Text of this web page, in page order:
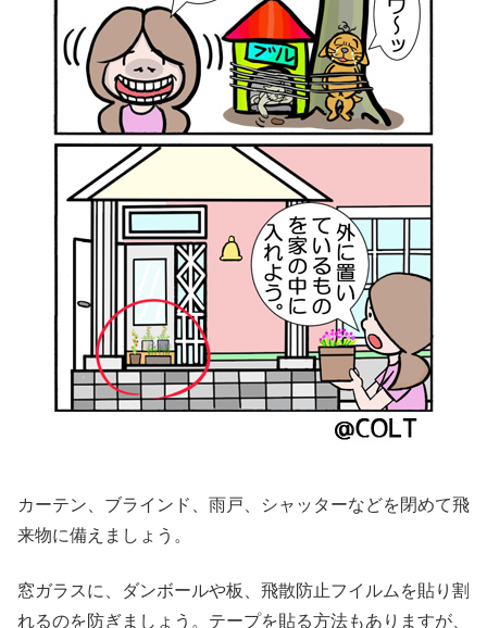
カーテン、ブラインド、雨戸、シャッターなどを閉めて飛
来物に備えましょう。
窓ガラスに、ダンボールや板、飛散防止フイルムを貼り割
れるのを防ぎましょう。テープを貼る方法もありますが、